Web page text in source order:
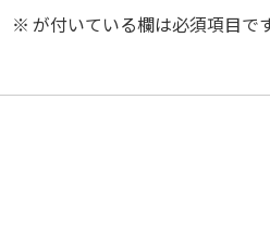
※ が付いている欄は必須項目で